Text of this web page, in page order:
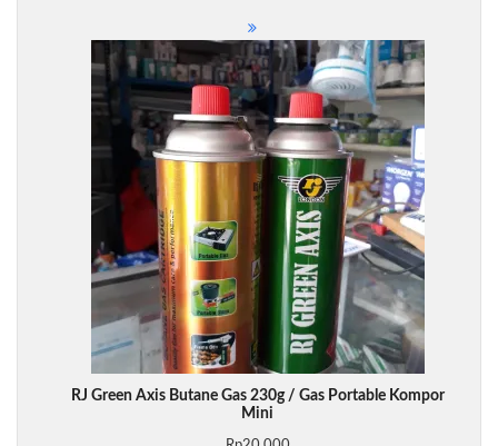
RJ Green Axis Butane Gas 230g / Gas Portable Kompor
Mini